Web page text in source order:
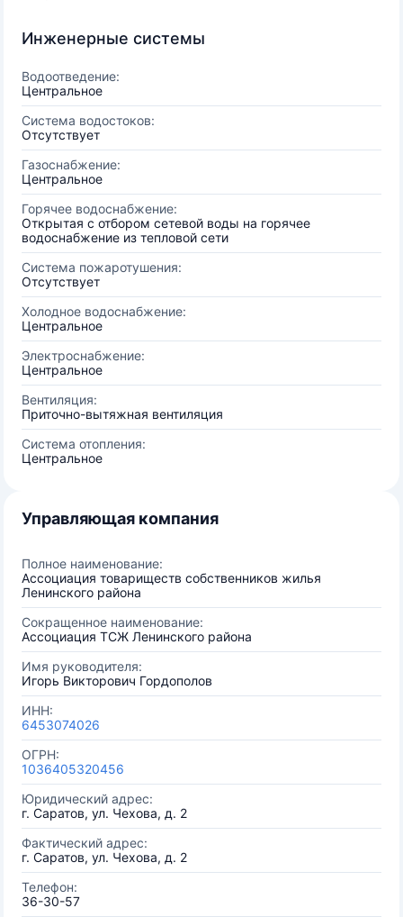
Инженерные системы
Водоотведение:
Центральное
Система водостоков:
Отсутствует
Газоснабжение:
Центральное
Горячее водоснабжение:
Открытая с отбором сетевой воды на горячее
водоснабжение из тепловой сети
Система пожаротушения:
Отсутствует
Холодное водоснабжение:
Центральное
Электроснабжение:
Центральное
Вентиляция:
Приточно-вытяжная вентиляция
Система отопления:
Центральное
Управляющая компания
Полное наименование:
Ассоциация товариществ собственников жилья
Ленинского района
Сокращенное наименование:
Ассоциация ТСЖ Ленинского района
Имя руководителя:
Игорь Викторович Гордополов
ИНН:
6453074026
ОГРН:
1036405320456
Юридический адрес:
г. Саратов, ул. Чехова, д. 2
Фактический адрес:
г. Саратов, ул. Чехова, д. 2
Телефон:
36-30-57